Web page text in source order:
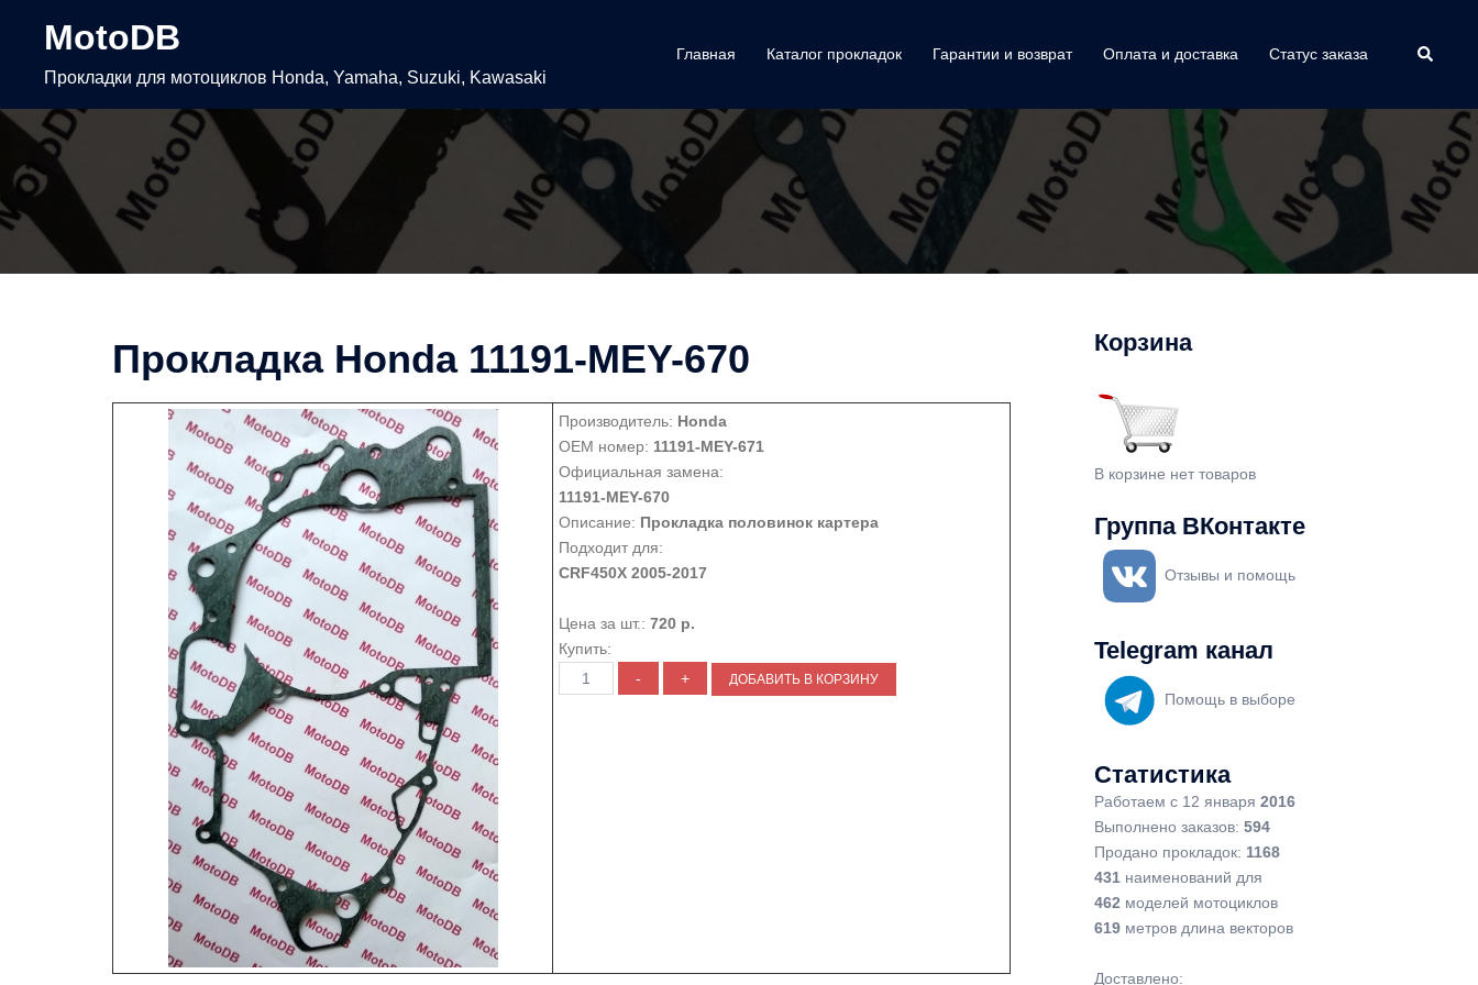
MotoDB
Прокладки для мотоциклов Honda, Yamaha, Suzuki, Kawasaki
Главная Каталог прокладок Гарантии и возврат Оплата и доставка Статус заказа Поиск
Прокладка Honda 11191-MEY-670
Производитель: Honda
OEM номер: 11191-MEY-671
Официальная замена:
11191-MEY-670
Описание: Прокладка половинок картера
Подходит для:
CRF450X 2005-2017
Цена за шт.: 720 р.
Купить:
Корзина
В корзине нет товаров
Группа ВКонтакте
Отзывы и помощь
Telegram канал
Помощь в выборе
Статистика
Работаем с 12 января 2016
Выполнено заказов: 594
Продано прокладок: 1168
431 наименований для
462 моделей мотоциклов
619метров длина векторов
Доставлено: